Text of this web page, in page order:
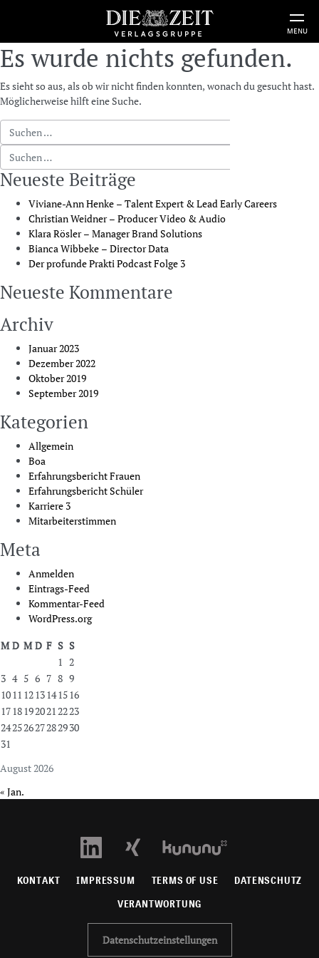
MENU
Es wurde nichts gefunden.
Es sieht so aus, als ob wir nicht finden konnten, wonach du gesucht hast.
Möglicherweise hilft eine Suche.
Suche nach:
Suche nach:
Neueste Beiträge
Viviane-Ann Henke – Talent Expert & Lead Early Careers
Christian Weidner – Producer Video & Audio
Klara Rösler – Manager Brand Solutions
Bianca Wibbeke – Director Data
Der profunde Prakti Podcast Folge 3
Neueste Kommentare
Archiv
Januar 2023
Dezember 2022
Oktober 2019
September 2019
Kategorien
Allgemein
Boa
Erfahrungsbericht Frauen
Erfahrungsbericht Schüler
Karriere 3
Mitarbeiterstimmen
Meta
Anmelden
Eintrags-Feed
Kommentar-Feed
WordPress.org
August 2026
M D M D F S S
1 2
3 4 5 6 7 8 9
1011 1213141516
17181920212223
24252627282930
31
« Jan.
KONTAKT IMPRESSUM TERMS OF USE DATENSCHUTZ
VERANTWORTUNG
Datenschutzeinstellungen